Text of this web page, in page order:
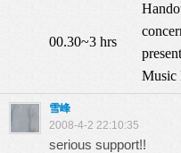
00.30~3 hrs
Music
雪峰
2008-4-2 22:10:35
serious support!!